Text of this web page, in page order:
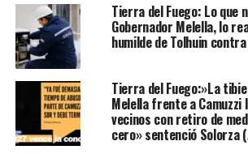
Tierra del Fuego: Lo que
Gobernador Melella, lo
humilde de Tolhuin
Tierra del Fuego:»La
Melella frente a Camuzzi
vecinos con retiro de
cero» sentenció Solorza